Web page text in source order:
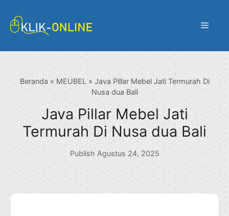
Menu
Beranda » MEUBEL » Java Pillar Mebel Jati Termurah Di
Nusa dua Bali
Java Pillar Mebel Jati
Termurah Di Nusa dua Bali
Publish Agustus 24, 2025